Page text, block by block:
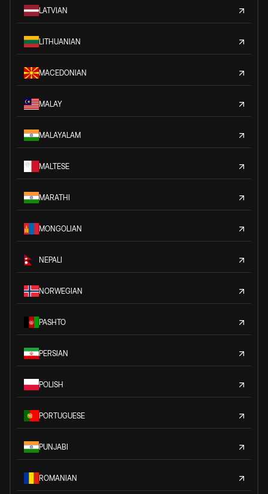
LATVIAN
LITHUANIAN
MACEDONIAN
MALAY
MALAYALAM
MALTESE
MARATHI
MONGOLIAN
NEPALI
NORWEGIAN
PASHTO
PERSIAN
POLISH
PORTUGUESE
PUNJABI
ROMANIAN